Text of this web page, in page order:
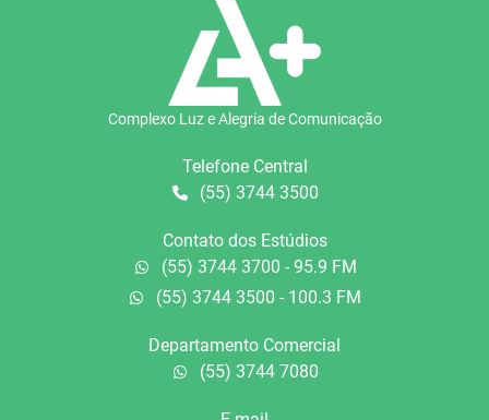
Complexo Luz e Alegria de Comunicação
Telefone Central
(55) 3744 3500
Contato dos Estúdios
(55) 3744 3700 - 95.9 FM
(55) 3744 3500 - 100.3 FM
Departamento Comercial
(55) 3744 7080